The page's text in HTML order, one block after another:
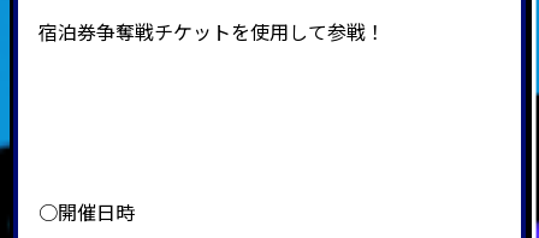
宿泊券争奪戦チケットを使用して参戦！
○開催日時